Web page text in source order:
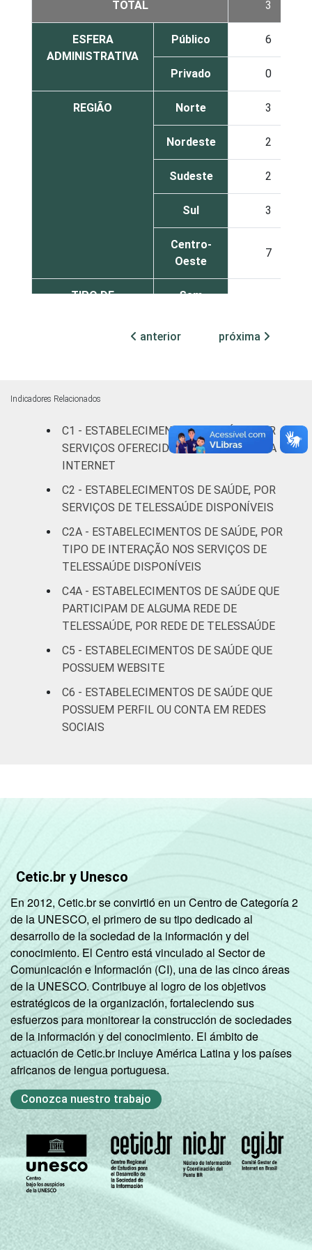
TOTAL 3
ESFERA
ADMINISTRATIVA
Público 6
Privado 0
REGIÃO Norte 3
Nordeste 2
Sudeste 2
Sul 3
Centro-
Oeste
7
TIPO DE
Sem
Com
internação
6
Serviço de
apoio à
diagnose e
terapia
0
IDENTIFICAÇÃO DE
UNIDADE BÁSICA
DE SAÚDE
UBS 5
Não UBS 1
LOCALIZAÇÃO
Interior
anterior próxima
Indicadores Relacionados
C1 - ESTABELECIMENTOS DE SAÚDE, POR
SERVIÇOS OFERECIDOS AO PACIENTE VIA
INTERNET
C2 - ESTABELECIMENTOS DE SAÚDE, POR
SERVIÇOS DE TELESSAÚDE DISPONÍVEIS
C2A - ESTABELECIMENTOS DE SAÚDE, POR
TIPO DE INTERAÇÃO NOS SERVIÇOS DE
TELESSAÚDE DISPONÍVEIS
C4A - ESTABELECIMENTOS DE SAÚDE QUE
PARTICIPAM DE ALGUMA REDE DE
TELESSAÚDE, POR REDE DE TELESSAÚDE
C5 - ESTABELECIMENTOS DE SAÚDE QUE
POSSUEM WEBSITE
C6 - ESTABELECIMENTOS DE SAÚDE QUE
POSSUEM PERFIL OU CONTA EM REDES
SOCIAIS
Cetic.br y Unesco
En 2012, Cetic.br se convirtió en un Centro de Categoría 2
de la UNESCO, el primero de su tipo dedicado al
desarrollo de la sociedad de la información y del
conocimiento. El Centro está vinculado al Sector de
Comunicación e Información (CI), una de las cinco áreas
de la UNESCO. Contribuye al logro de los objetivos
estratégicos de la organización, fortaleciendo sus
esfuerzos para monitorear la construcción de sociedades
de la información y del conocimiento. El ámbito de
actuación de Cetic.br incluye América Latina y los países
africanos de lengua portuguesa.
Conozca nuestro trabajo